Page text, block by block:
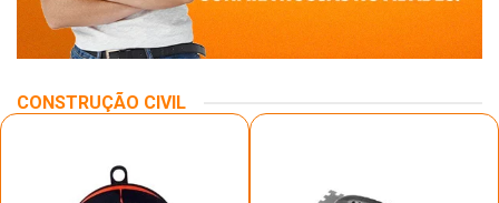
CONSTRUÇÃO CIVIL